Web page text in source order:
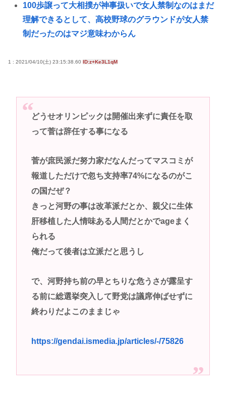
100歩譲って大相撲が神事扱いで女人禁制なのはまだ
理解できるとして、高校野球のグラウンドが女人禁
制だったのはマジ意味わからん
上げ、147億円突破www
に。終わりの始まりか
ペルソナ、お尻ゲームnikkeとコラボしたのに全くケ
ツを揺らさないため炎上
会を見て感じたこと」
高市早苗さん、憧れのバンドを官邸に招き、自身の
サイン入りドラム・スティックをプレゼントw
若くて美人なママと親友の淫らな行為内容を毎回聞
かされる「女神の加護を受けしママのサーガ」3巻 今
ガチで “ママ” ブーム来てるよな
ポケカ資産が100万円超えた男の子www
まれるの？
中国のメスガキ、民度が終わりすぎてる
1 : 2021/04/10(土) 23:15:38.60 ID:z+Ke3L1qM
どうせオリンピックは開催出来ずに責任を取
って菅は辞任する事になる
菅が庶民派だ努力家だなんだってマスコミが
報道しただけで忽ち支持率74%になるのがこ
の国だぜ？
きっと河野の事は改革派だとか、親父に生体
肝移植した人情味ある人間だとかでageまく
られる
俺だって後者は立派だと思うし
で、河野持ち前の早とちりな危うさが露呈す
る前に総選挙突入して野党は議席伸ばせずに
終わりだよこのままじゃ
https://gendai.ismedia.jp/articles/-/75826